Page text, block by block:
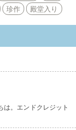
珍作 殿堂入り
。エンドクレジット